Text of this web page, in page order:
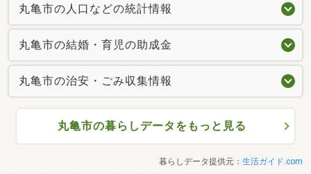
丸亀市の人口などの統計情報
丸亀市の結婚・育児の助成金
丸亀市の治安・ごみ収集情報
丸亀市の暮らしデータをもっと見る
暮らしデータ提供元： 生活ガイド.com